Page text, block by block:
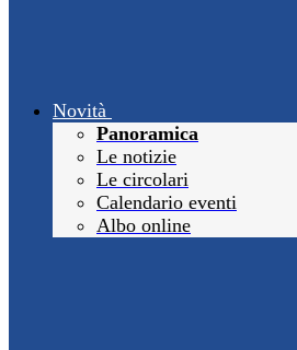
Novità
Panoramica
Le notizie
Le circolari
Calendario eventi
Albo online